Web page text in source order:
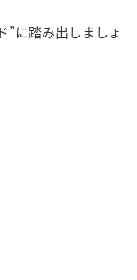
”に踏み出しましょ